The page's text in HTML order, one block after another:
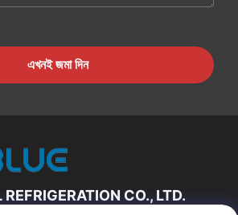
এখনই জমা দিন
CO., LTD.